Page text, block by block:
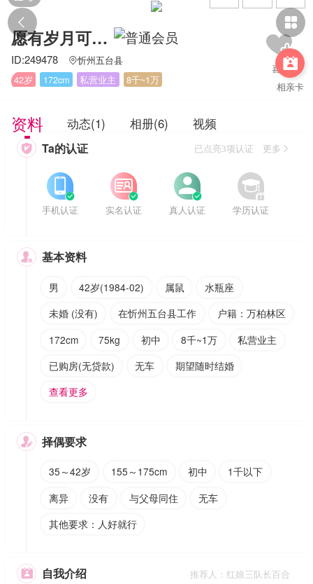
 

相亲卡
愿有岁月可回首，且思深情共白头。
ID:249478 忻州五台县
42岁
172cm 私营业主 8千~1万
资料 动态(1) 相册(6) 视频
 Ta的认证 已点亮3项认证 更多


手机认证


实名认证


真人认证


学历认证
 基本资料
男 42岁(1984-02) 属鼠
水瓶座
未婚 (没有)
在忻州五台县工作
户籍：万柏林区
172cm
75kg 初中 8千~1万
私营业主
已购房(无贷款)
无车
期望随时结婚
查看更多
 择偶要求
35～42岁 155～175cm 初中
1千以下
离异
没有 与父母同住
无车
其他要求：人好就行
 自我介绍 推荐人：红娘三队长百合